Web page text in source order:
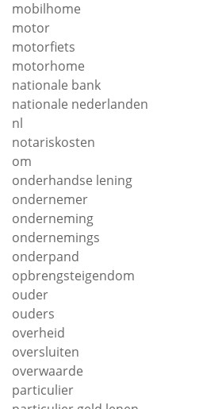
mobilhome
motor
motorfiets
motorhome
nationale bank
nationale nederlanden
nl
notariskosten
om
onderhandse lening
ondernemer
onderneming
ondernemings
onderpand
opbrengsteigendom
ouder
ouders
overheid
oversluiten
overwaarde
particulier